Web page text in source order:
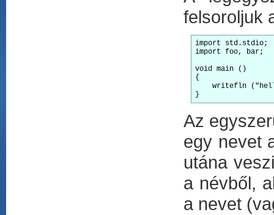
felsoroljuk
import
import foo,
void main ()
{
    writefln (
Az
egy nevet
utána
a névből,
a nevet